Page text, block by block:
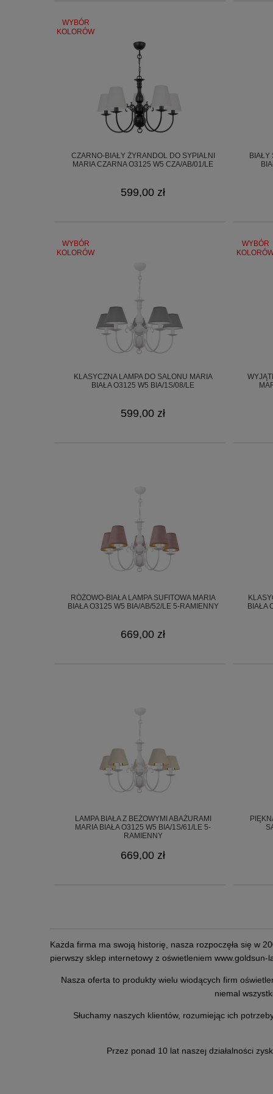
WYBÓR
KOLORÓW
CZARNO-BIAŁY ŻYRANDOL DO SYPIALNI
MARIA CZARNA O3125 W5 CZA/AB/01/LE
599,00 zł
BIAŁY
WYBÓR
KOLORÓW
KLASYCZNA LAMPA DO SALONU MARIA
BIAŁA O3125 W5 BIA/1S/08/LE
599,00 zł
WYBÓR
RÓŻOWO-BIAŁA LAMPA SUFITOWA MARIA
BIAŁA O3125 W5 BIA/AB/52/LE 5-RAMIENNY
669,00 zł
BIAŁA
LAMPA BIAŁA Z BEŻOWYMI ABAŻURAMI
MARIA BIAŁA O3125 W5 BIA/1S/61/LE 5-
RAMIENNY
669,00 zł
Każda firma ma swoją historię, nasza rozpoczęła się w
pierwszy sklep internetowy z oświetleniem www.goldsun-
Nasza oferta to produkty wielu wiodących firm
niemal
Słuchamy naszych klientów, rozumiejąc ich
Przez ponad 10 lat naszej działalności